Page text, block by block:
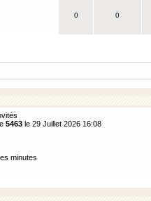
0 0
5463 le 29 Juillet 2026 16:08
minutes